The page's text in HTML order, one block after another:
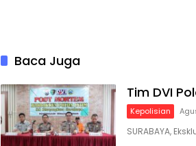
Baca Juga
Tim DVI
Kepolisian
SURABAYA,